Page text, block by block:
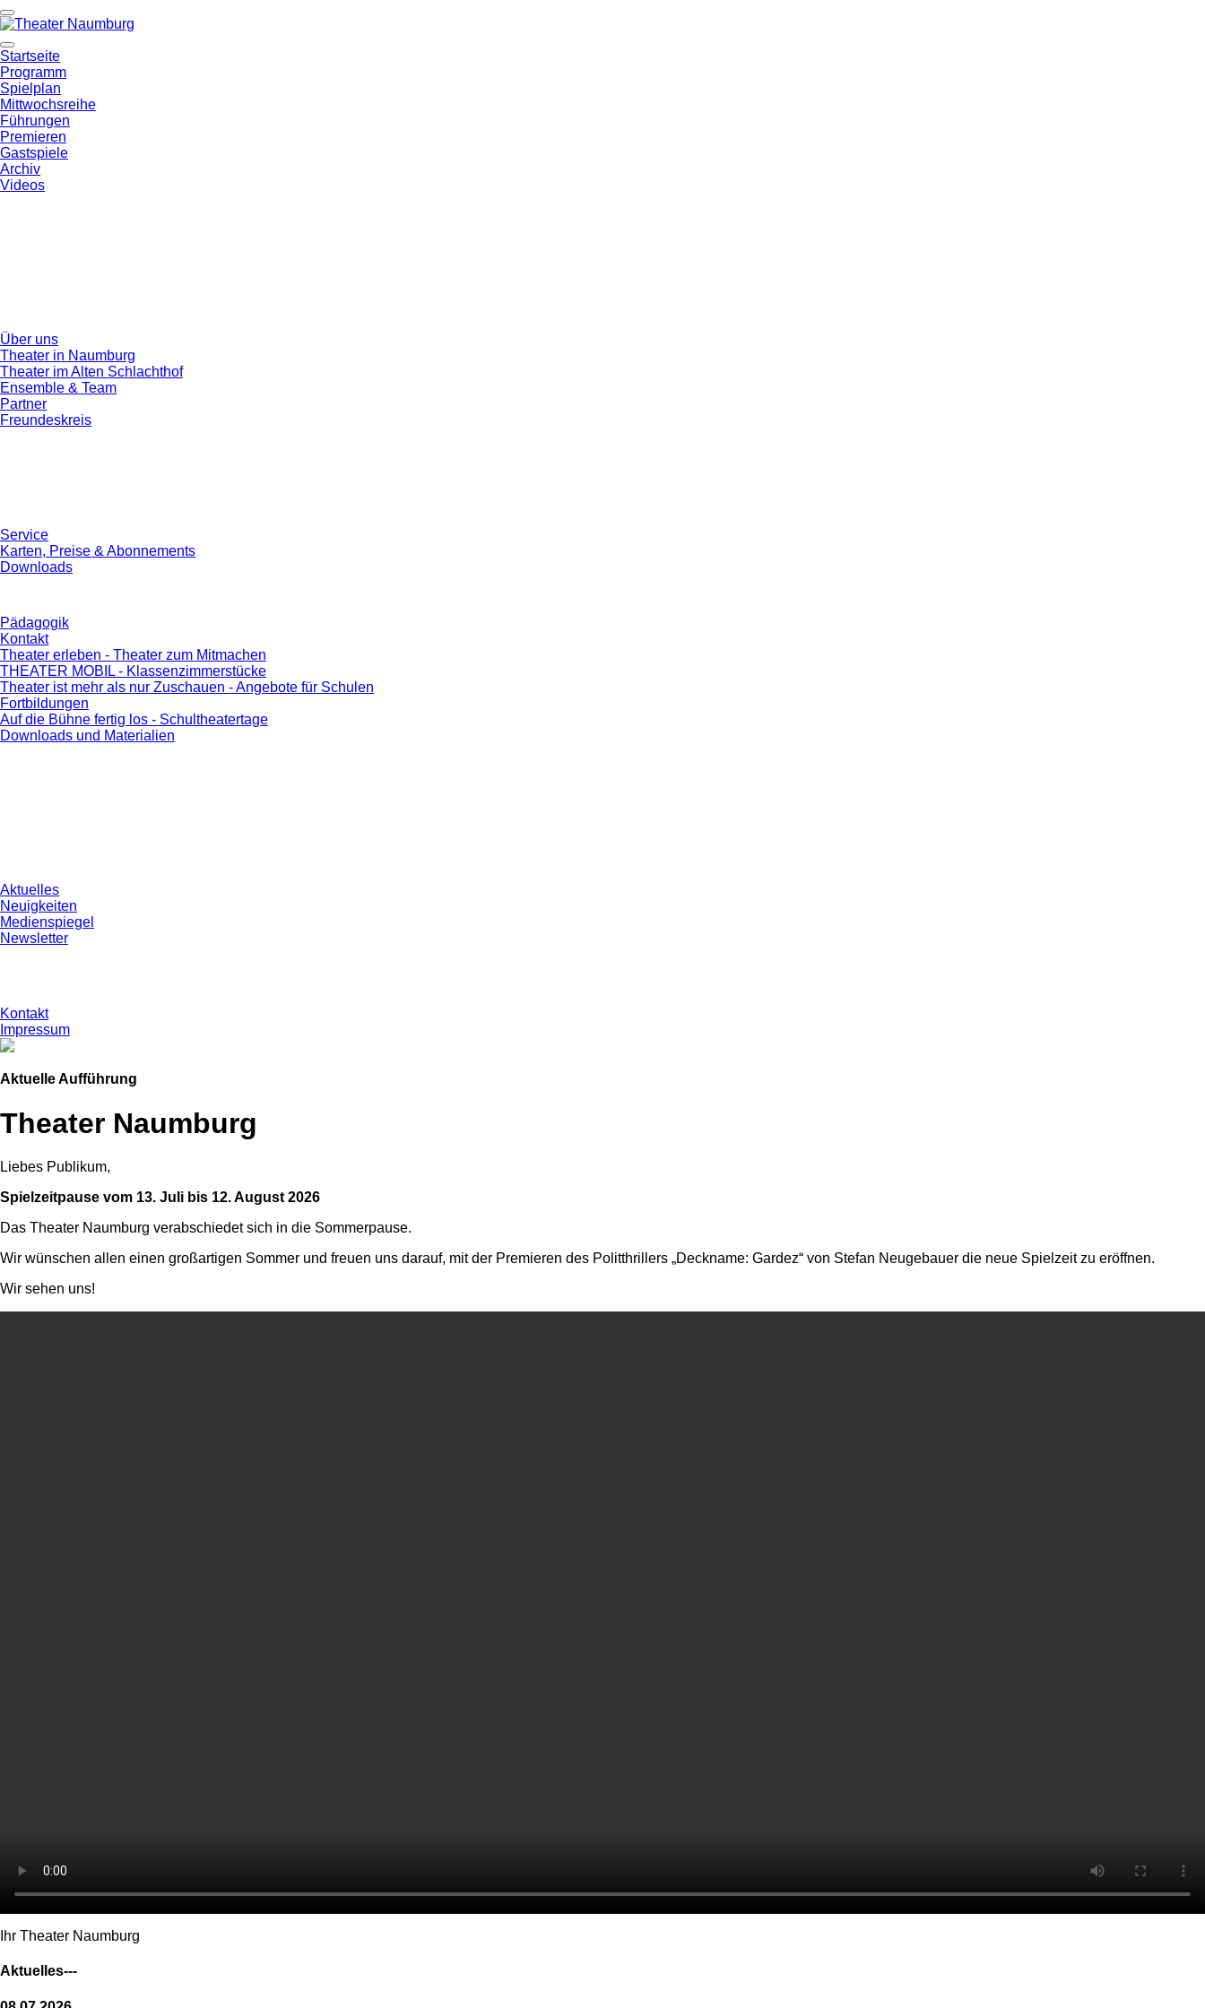
Startseite
Programm
Spielplan
Mittwochsreihe
Führungen
Premieren
Gastspiele
Archiv
Videos
Über uns
Theater in Naumburg
Theater im Alten Schlachthof
Ensemble & Team
Partner
Freundeskreis
Service
Karten, Preise & Abonnements
Downloads
Pädagogik
Kontakt
Theater erleben - Theater zum Mitmachen
THEATER MOBIL - Klassenzimmerstücke
Theater ist mehr als nur Zuschauen - Angebote für Schulen
Fortbildungen
Auf die Bühne fertig los - Schultheatertage
Downloads und Materialien
Aktuelles
Neuigkeiten
Medienspiegel
Newsletter
Kontakt
Impressum
Aktuelle Aufführung
Theater Naumburg
Liebes Publikum,
Spielzeitpause vom 13. Juli bis 12. August 2026
Das Theater Naumburg verabschiedet sich in die Sommerpause.
Wir wünschen allen einen großartigen Sommer und freuen uns darauf, mit der Premieren des Politthrillers „Deckname: Gardez“ von Stefan Neugebauer die neue Spielzeit zu eröffnen.
Wir sehen uns!
Ihr Theater Naumburg
Aktuelles---